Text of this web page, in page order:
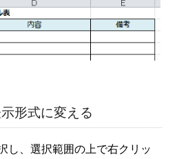
形式に変える
し、選択範囲の上で右クリッ